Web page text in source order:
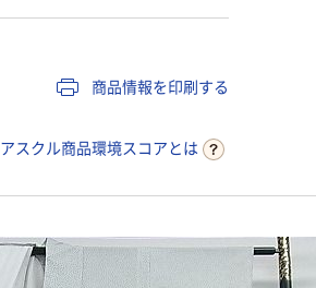
商品情報を印刷する
アスクル商品環境スコアとは